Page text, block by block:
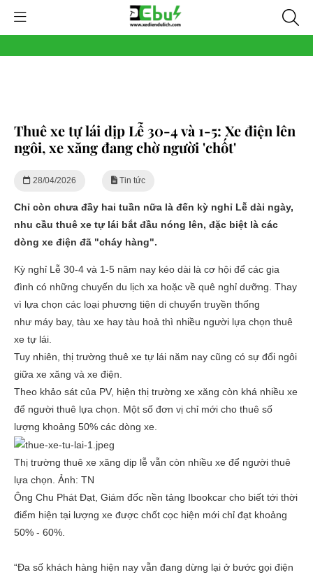
Thuê xe tự lái dịp Lễ 30-4 và 1-5: Xe điện lên
ngôi, xe xăng đang chờ người 'chốt'
28/04/2026 Tin tức
Chỉ còn chưa đầy hai tuần nữa là đến kỳ nghỉ Lễ dài ngày,
nhu cầu thuê xe tự lái bắt đầu nóng lên, đặc biệt là các
dòng xe điện đã "cháy hàng".
Kỳ nghỉ Lễ 30-4 và 1-5 năm nay kéo dài là cơ hội để các gia
đình có những chuyến du lịch xa hoặc về quê nghỉ dưỡng. Thay
vì lựa chọn các loại phương tiện di chuyển truyền thống
như máy bay, tàu xe hay tàu hoả thì nhiều người lựa chọn thuê
xe tự lái.
Tuy nhiên, thị trường thuê xe tự lái năm nay cũng có sự đổi ngôi
giữa xe xăng và xe điện.
Theo khảo sát của PV, hiện thị trường xe xăng còn khá nhiều xe
để người thuê lựa chọn. Một số đơn vị chỉ mới cho thuê số
lượng khoảng 50% các dòng xe.
Thị trường thuê xe xăng dịp lễ vẫn còn nhiều xe để người thuê
lựa chọn. Ảnh: TN
Ông Chu Phát Đạt, Giám đốc nền tảng Ibookcar cho biết tới thời
điểm hiện tại lượng xe được chốt cọc hiện mới chỉ đạt khoảng
50% - 60%.
“Đa số khách hàng hiện nay vẫn đang dừng lại ở bước gọi điện